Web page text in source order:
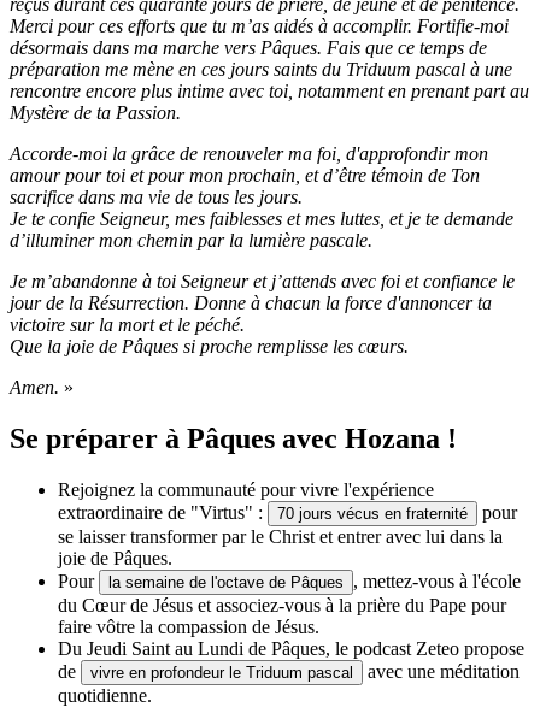
reçus durant ces quarante jours de prière, de jeûne et de pénitence.
Merci pour ces efforts que tu m’as aidés à accomplir. Fortifie-moi
désormais dans ma marche vers Pâques. Fais que ce temps de
préparation me mène en ces jours saints du Triduum pascal à une
rencontre encore plus intime avec toi, notamment en prenant part au
Mystère de ta Passion.
Accorde-moi la grâce de renouveler ma foi, d'approfondir mon
amour pour toi et pour mon prochain, et d’être témoin de Ton
sacrifice dans ma vie de tous les jours.
Je te confie Seigneur, mes faiblesses et mes luttes, et je te demande
d’illuminer mon chemin par la lumière pascale.
Je m’abandonne à toi Seigneur et j’attends avec foi et confiance le
jour de la Résurrection. Donne à chacun la force d'annoncer ta
victoire sur la mort et le péché.
Que la joie de Pâques si proche remplisse les cœurs.
Amen. »
Se préparer à Pâques avec Hozana !
Rejoignez la communauté pour vivre l'expérience
extraordinaire de "Virtus" :
70 jours vécus en fraternité
pour
se laisser transformer par le Christ et entrer avec lui dans la
joie de Pâques.
Pour
la semaine de l'octave de Pâques
, mettez-vous à l'école
du Cœur de Jésus et associez-vous à la prière du Pape pour
faire vôtre la compassion de Jésus.
Du Jeudi Saint au Lundi de Pâques, le podcast Zeteo propose
de
vivre en profondeur le Triduum pascal
avec une méditation
quotidienne.